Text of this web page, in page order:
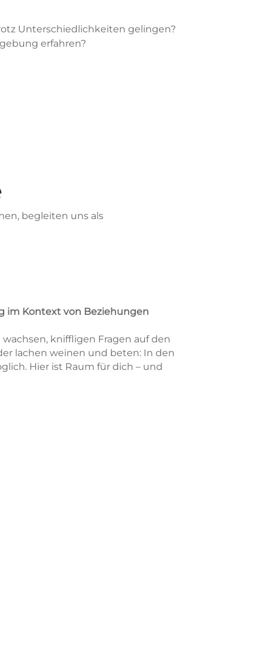
Unterschiedlichkeiten gelingen?
erfahren?
begleiten uns als
im Kontext von Beziehungen
kniffligen Fragen auf den
lachen weinen und beten: In den
Hier ist Raum für dich – und